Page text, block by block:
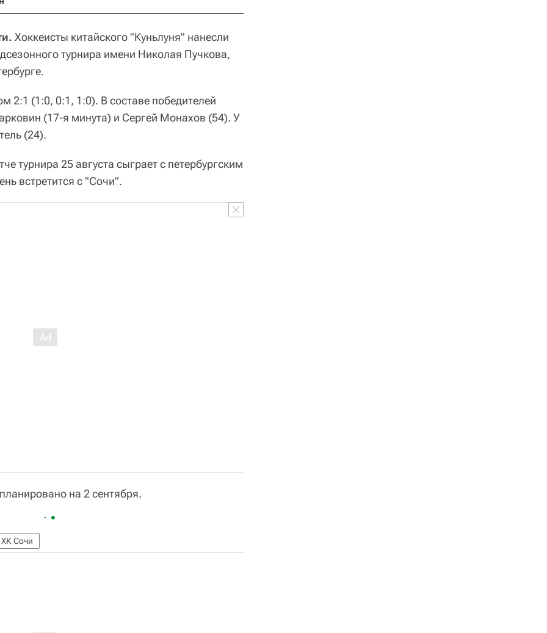
Хоккеисты китайского "Куньлуня" нанесли
турнира имени Николая Пучкова,
2:1 (1:0, 0:1, 1:0). В составе победителей
(17-я минута) и Сергей Монахов (54). У
(24).
турнира 25 августа сыграет с петербургским
встретится с "Сочи".
на 2 сентября.
ХК Сочи